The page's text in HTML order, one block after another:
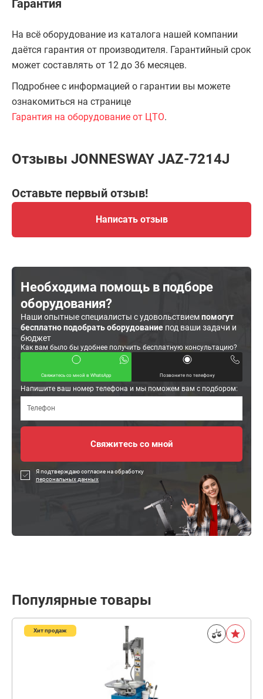
Гарантия
На всё оборудование из каталога нашей компании
даётся гарантия от производителя. Гарантийный срок
может составлять от 12 до 36 месяцев.
Подробнее с информацией о гарантии вы можете
ознакомиться на странице
Гарантия на оборудование от ЦТО.
Отзывы JONNESWAY JAZ-7214J
Оставьте первый отзыв!
Написать отзыв
Необходима помощь в подборе
оборудования?
Наши опытные специалисты с удовольствиемпомогут
бесплатно подобрать оборудование под ваши задачи и
бюджет
Как вам было бы удобнее получить бесплатную консультацию?
Свяжитесь со мной в WhatsApp Позвоните по телефону
Напишите ваш номер телефона и мы поможем вам с подбором:
Я подтверждаю согласие на обработку
персональных данных
Популярные товары
Хит продаж